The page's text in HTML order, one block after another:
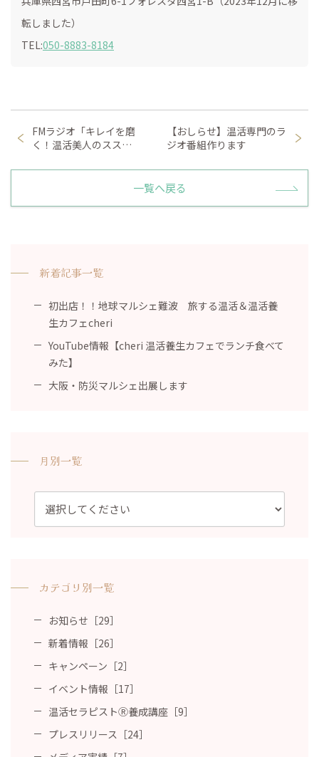
転しました）
TEL:050-8883-8184
FMラジオ「キレイを磨
く！温活美人のスス…
【おしらせ】温活専門のラ
ジオ番組作ります
一覧へ戻る
新着記事一覧
初出店！！地球マルシェ難波 旅する温活＆温活養
生カフェcheri
YouTube情報【cheri 温活養生カフェでランチ食べて
みた】
大阪・防災マルシェ出展します
月別一覧
カテゴリ別一覧
お知らせ［29］
新着情報［26］
キャンペーン［2］
イベント情報［17］
温活セラピストⓇ養成講座［9］
プレスリリース［24］